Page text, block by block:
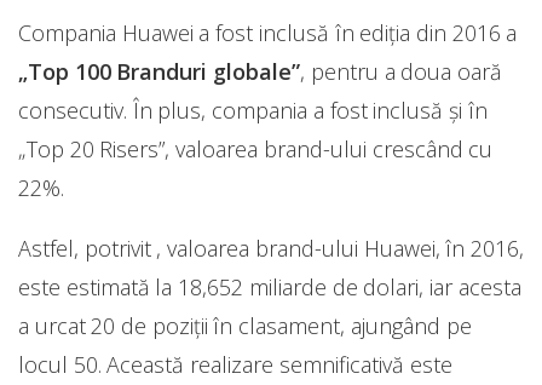
Compania Huawei a fost inclusă în ediția din 2016 a
„Top 100 Branduri globale”, pentru a doua oară
consecutiv. În plus, compania a fost inclusă și în
„Top 20 Risers”, valoarea brand-ului crescând cu
22%.
Astfel, potrivit , valoarea brand-ului Huawei, în 2016,
este estimată la 18,652 miliarde de dolari, iar acesta
a urcat 20 de poziții în clasament, ajungând pe
locul 50. Această realizare semnificativă este